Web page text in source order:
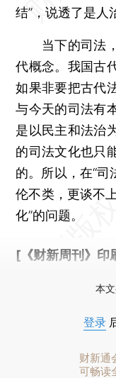
结”，说透了是人
当下的司法，
代概念。我国古
如果非要把古代
与今天的司法有
是以民主和法治
的司法文化也只
的。所以，在“司
伦不类，更谈不
化”的问题。
[《财新周刊》印
本
登录
财新通
可畅读